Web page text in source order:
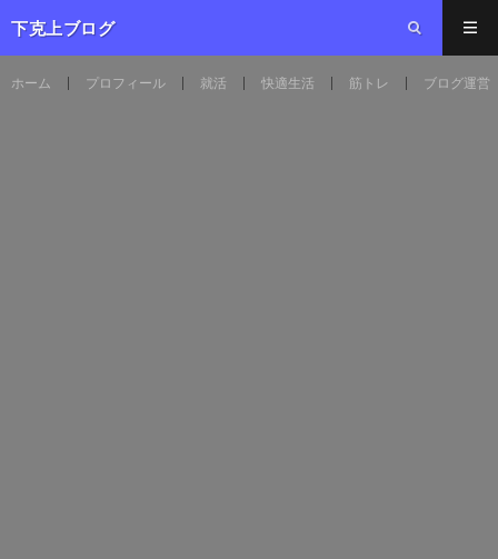
下克上ブログ
ホーム プロフィール 就活 快適生活 筋トレ ブログ運営